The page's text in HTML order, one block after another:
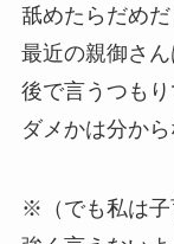
舐めたらだめだ
最近の親御さん
後で言うつも
ダメかは分から
※（でも私は子